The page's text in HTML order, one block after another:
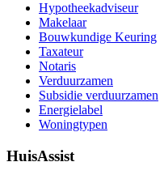
Hypotheekadviseur
Makelaar
Bouwkundige Keuring
Taxateur
Notaris
Verduurzamen
Subsidie verduurzamen
Energielabel
Woningtypen
HuisAssist